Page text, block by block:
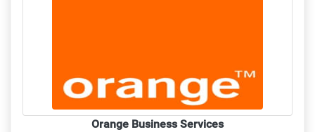
Orange Business Services